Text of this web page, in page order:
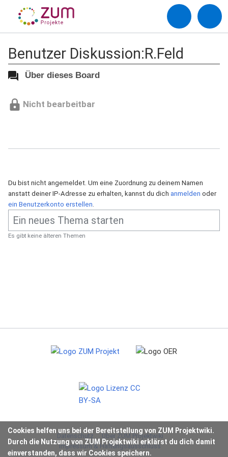
Benutzer Diskussion:R.Feld
Über dieses Board
Nicht bearbeitbar
Du bist nicht angemeldet. Um eine Zuordnung zu deinem Namen
anstatt deiner IP-Adresse zu erhalten, kannst du dich anmelden oder
ein Benutzerkonto erstellen.
Es gibt keine älteren Themen
Cookies helfen uns bei der Bereitstellung von ZUM Projektwiki.
Durch die Nutzung von ZUM Projektwiki erklärst du dich damit
einverstanden, dass wir Cookies speichern.
Datenschutz
Über ZUM Projektwiki
Impressum & Haftungsausschluss